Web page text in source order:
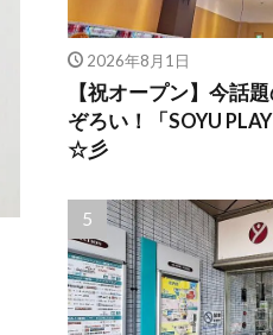
2026年8月1日
【祝オープン】今話
ぞろい！「SOYU
☆彡